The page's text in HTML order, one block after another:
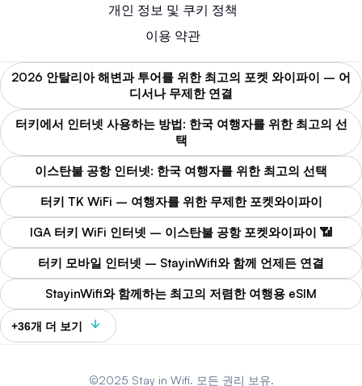
개인 정보 및 쿠키 정책
이용 약관
2026 안탈리아 해변과 투어를 위한 최고의 포켓 와이파이 – 어
디서나 무제한 연결
터키에서 인터넷 사용하는 방법: 한국 여행자를 위한 최고의 선
택
이스탄불 공항 인터넷: 한국 여행자를 위한 최고의 선택
터키 TK WiFi – 여행자를 위한 무제한 포켓와이파이
IGA 터키 WiFi 인터넷 – 이스탄불 공항 포켓와이파이 📶
터키 모바일 인터넷 – StayinWifi와 함께 언제든 연결
StayinWifi와 함께하는 최고의 저렴한 여행용 eSIM
+36개 더 보기
©2025 Stay in Wifi. 모든 권리 보유.